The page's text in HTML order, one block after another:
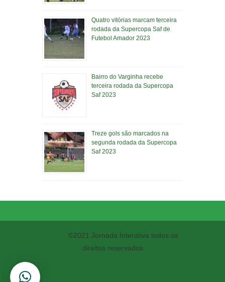
Quatro vitórias marcam terceira
rodada da Supercopa Saf de
Futebol Amador 2023
Bairro do Varginha recebe
terceira rodada da Supercopa
Saf 2023
Treze gols são marcados na
segunda rodada da Supercopa
Saf 2023
©2021 Jornada Interativa todos os
direitos reservados